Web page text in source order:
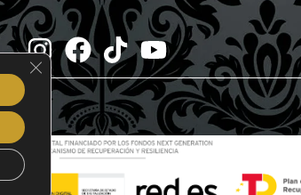
Cerrar el banner de cookies RGPD